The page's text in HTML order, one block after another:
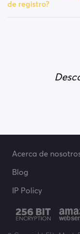
de registro?
Acerca de
Blog
IP Policy